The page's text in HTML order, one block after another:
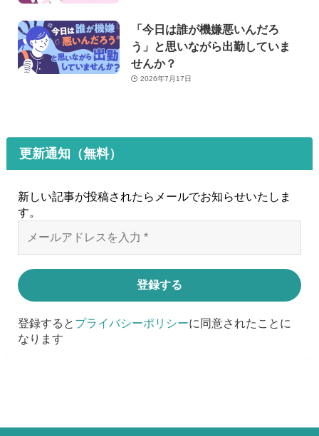
「今日は誰が機嫌悪いんだろ
う」と思いながら出勤していま
せんか？
2026年7月17日
更新通知（無料）
新しい記事が投稿されたらメールでお知らせいたしま
す。
登録すると プライバシーポリシーに同意されたことに
なります